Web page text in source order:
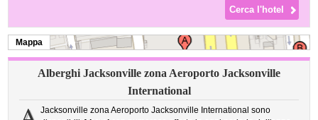
Mappa
Alberghi Jacksonville zona Aeroporto Jacksonville
International
Jacksonville zona Aeroporto Jacksonville International sono